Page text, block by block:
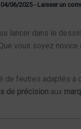
04/06/2025- Laisser un
lancer dans le
vous soyez
de feutres adaptés à
de précision aux